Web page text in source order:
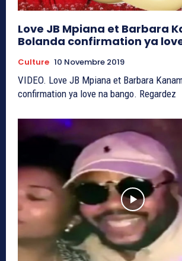
Love JB Mpiana et Barbara
Bolanda confirmation ya
Culture 10 Novembre 2019
VIDEO. Love JB Mpiana et Barbara
confirmation ya love na bango. Regardez